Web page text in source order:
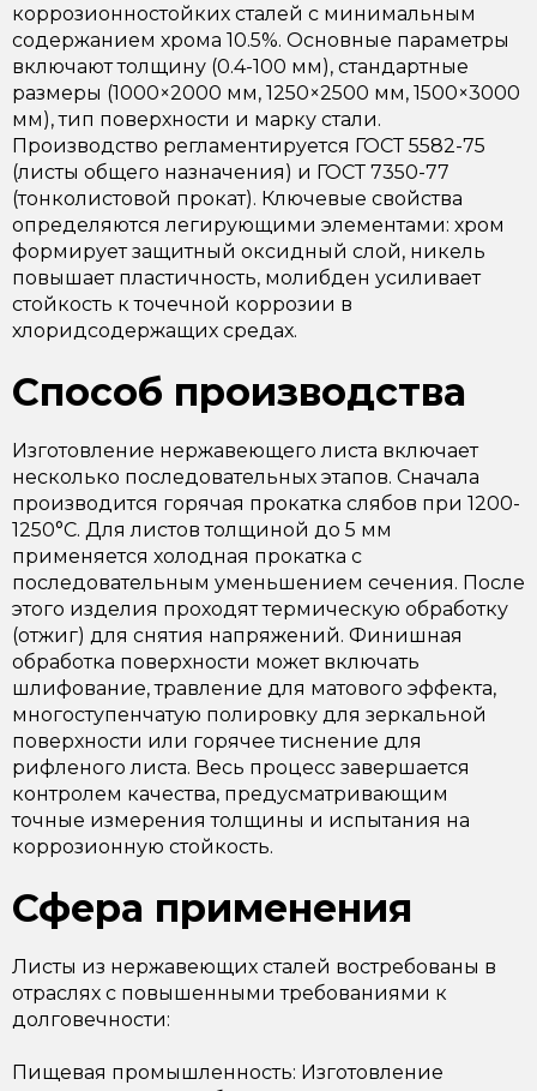
коррозионностойких сталей с минимальным
содержанием хрома 10.5%. Основные параметры
включают толщину (0.4-100 мм), стандартные
размеры (1000×2000 мм, 1250×2500 мм, 1500×3000
мм), тип поверхности и марку стали.
Производство регламентируется ГОСТ 5582-75
(листы общего назначения) и ГОСТ 7350-77
(тонколистовой прокат). Ключевые свойства
определяются легирующими элементами: хром
формирует защитный оксидный слой, никель
повышает пластичность, молибден усиливает
стойкость к точечной коррозии в
хлоридсодержащих средах.
Способ производства
Изготовление нержавеющего листа включает
несколько последовательных этапов. Сначала
производится горячая прокатка слябов при 1200-
1250°C. Для листов толщиной до 5 мм
применяется холодная прокатка с
последовательным уменьшением сечения. После
этого изделия проходят термическую обработку
(отжиг) для снятия напряжений. Финишная
обработка поверхности может включать
шлифование, травление для матового эффекта,
многоступенчатую полировку для зеркальной
поверхности или горячее тиснение для
рифленого листа. Весь процесс завершается
контролем качества, предусматривающим
точные измерения толщины и испытания на
коррозионную стойкость.
Сфера применения
Листы из нержавеющих сталей востребованы в
отраслях с повышенными требованиями к
долговечности:
Пищевая промышленность: Изготовление